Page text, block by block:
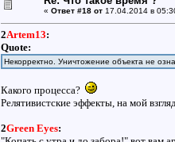
« Ответ #18 от17.04.2014 в
2Artem13:
Quote:
Некорректно. Уничтожение объекта не
Какого процесса?
Релятивистские эффекты, на мой
2Green Eyes: